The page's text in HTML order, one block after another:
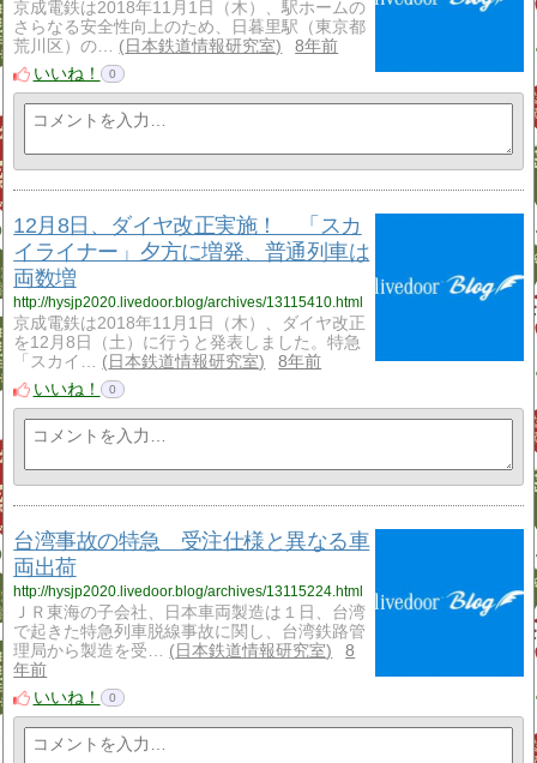
京成電鉄は2018年11月1日（木）、駅ホームの
さらなる安全性向上のため、日暮里駅（東京都
荒川区）の…
日本鉄道情報研究室
8年前
いいね！
0
12月8日、ダイヤ改正実施！ 「スカ
イライナー」夕方に増発、普通列車は
両数増
http://hysjp2020.livedoor.blog/archives/13115410.html
京成電鉄は2018年11月1日（木）、ダイヤ改正
を12月8日（土）に行うと発表しました。特急
「スカイ…
日本鉄道情報研究室
8年前
いいね！
0
台湾事故の特急 受注仕様と異なる車
両出荷
http://hysjp2020.livedoor.blog/archives/13115224.html
ＪＲ東海の子会社、日本車両製造は１日、台湾
で起きた特急列車脱線事故に関し、台湾鉄路管
理局から製造を受…
日本鉄道情報研究室
8
年前
いいね！
0